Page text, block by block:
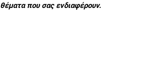
που σας ενδιαφέρουν.